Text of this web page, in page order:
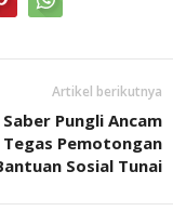
Artikel berikutnya
Pungli Ancam
Pemotongan
Sosial Tunai